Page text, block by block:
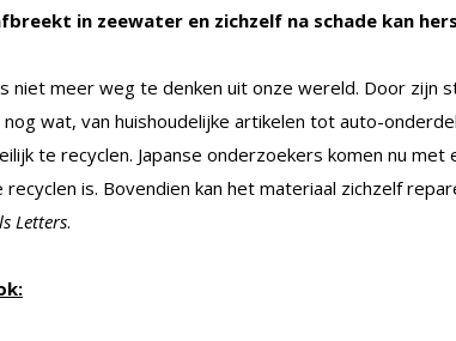
in zeewater en zichzelf na schade kan
niet meer weg te denken uit onze wereld. Door zijn
nog wat, van huishoudelijke artikelen tot auto-
te recyclen. Japanse onderzoekers komen nu
recyclen is. Bovendien kan het materiaal zichzelf
Letters.